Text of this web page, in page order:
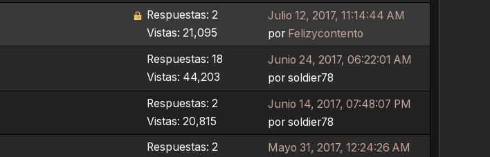
Respuestas: 2
Vistas: 21,095
Julio 12, 2017, 11:14:44 AM
por Felizycontento
Respuestas: 18
Vistas: 44,203
Junio 24, 2017, 06:22:01 AM
por soldier78
Respuestas: 2
Vistas: 20,815
Junio 14, 2017, 07:48:07 PM
por soldier78
Respuestas: 2
Mayo 31, 2017, 12:24:26 AM